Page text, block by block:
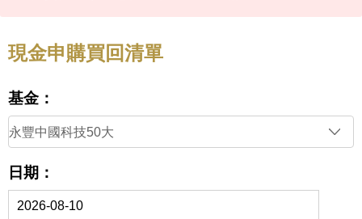
現金申購買回清單
基金：
日期：